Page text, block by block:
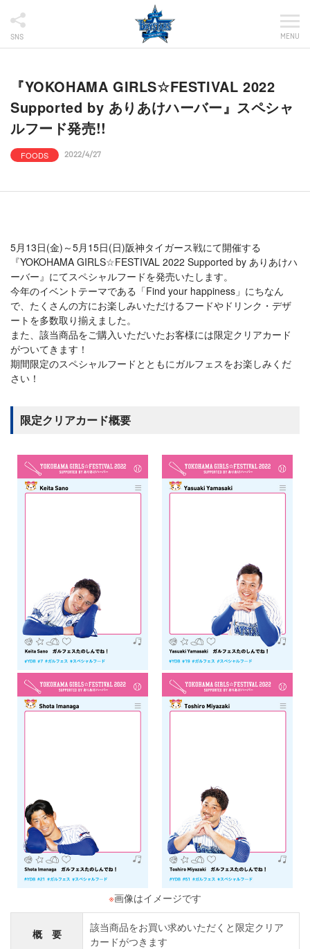
SNS MENU
『YOKOHAMA GIRLS☆FESTIVAL 2022
Supported by ありあけハーバー』スペシャ
ルフード発売!!
FOODS 2022/4/27
5月13日(金)～5月15日(日)阪神タイガース戦にて開催する
『YOKOHAMA GIRLS☆FESTIVAL 2022 Supported by ありあけハ
ーバー』にてスペシャルフードを発売いたします。
今年のイベントテーマである「Find your happiness」にちなん
で、たくさんの方にお楽しみいただけるフードやドリンク・デザ
ートを多数取り揃えました。
また、該当商品をご購入いただいたお客様には限定クリアカード
がついてきます！
期間限定のスペシャルフードとともにガルフェスをお楽しみくだ
さい！
限定クリアカード概要
※画像はイメージです
概 要
該当商品をお買い求めいただくと限定クリア
カードがつきます